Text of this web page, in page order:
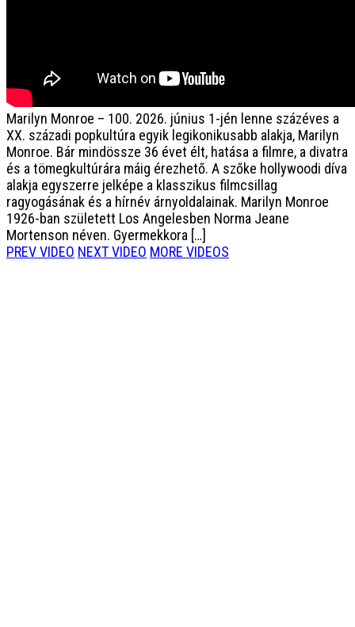
Marilyn Monroe – 100. 2026. június 1-jén lenne százéves a
XX. századi popkultúra egyik legikonikusabb alakja, Marilyn
Monroe. Bár mindössze 36 évet élt, hatása a filmre, a divatra
és a tömegkultúrára máig érezhető. A szőke hollywoodi díva
alakja egyszerre jelképe a klasszikus filmcsillag
ragyogásának és a hírnév árnyoldalainak. Marilyn Monroe
1926-ban született Los Angelesben Norma Jeane
Mortenson néven. Gyermekkora […]
PREV VIDEO NEXT VIDEO MORE VIDEOS